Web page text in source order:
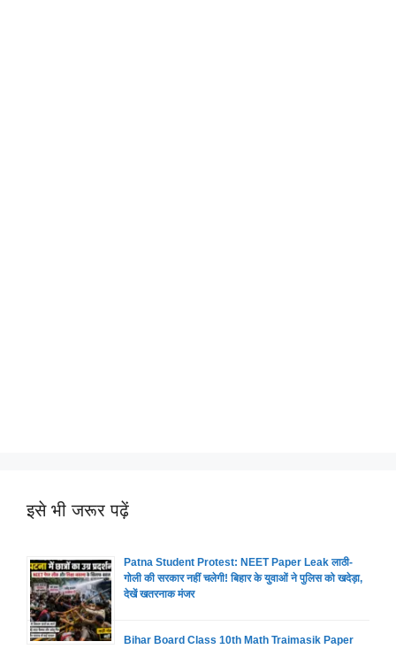
इसे भी जरूर पढ़ें
Patna Student Protest: NEET Paper Leak लाठी-
गोली की सरकार नहीं चलेगी! बिहार के युवाओं ने पुलिस को खदेड़ा,
देखें खतरनाक मंजर
Bihar Board Class 10th Math Traimasik Paper